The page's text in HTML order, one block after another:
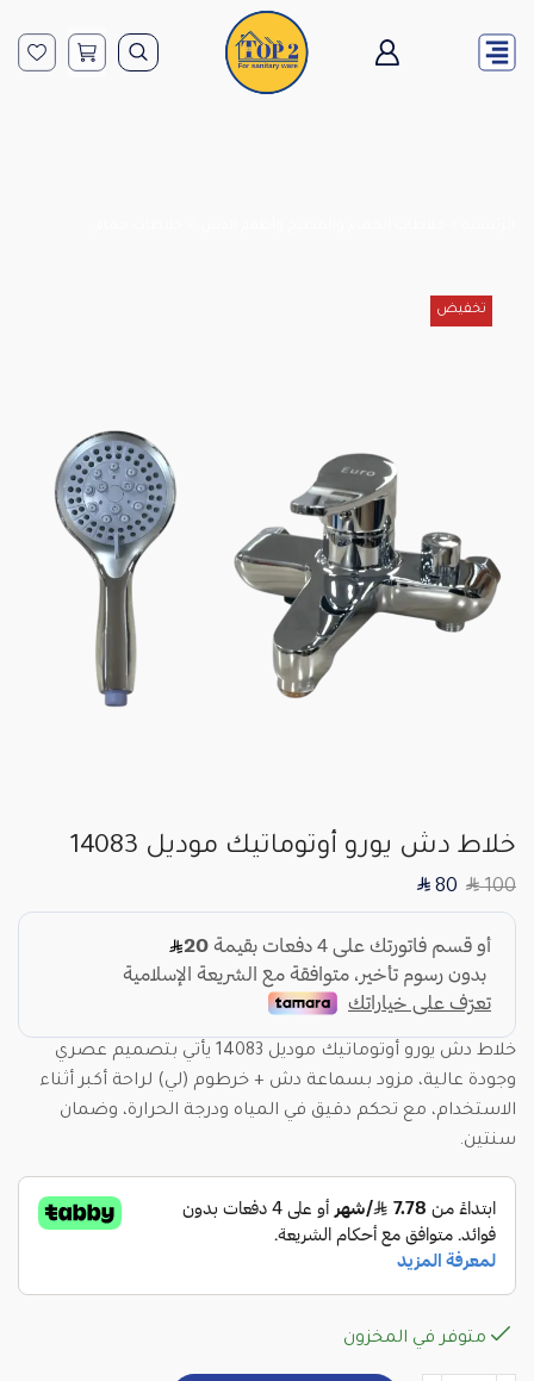
تخفيض
خلاط دش يورو أوتوماتيك موديل 14083
SAR100
SAR 80
خلاط دش يورو أوتوماتيك موديل 14083 يأتي بتصميم عصري
وجودة عالية، مزود بسماعة دش + خرطوم (لي) لراحة أكبر أثناء
الاستخدام، مع تحكم دقيق في المياه ودرجة الحرارة، وضمان
سنتين.
متوفر في المخزون